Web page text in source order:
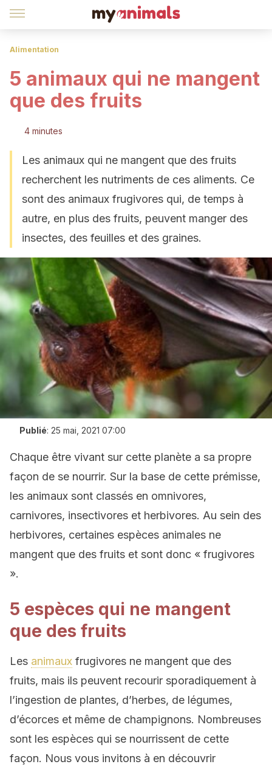
Alimentation
5 animaux qui ne mangent
que des fruits
4 minutes
Les animaux qui ne mangent que des fruits
recherchent les nutriments de ces aliments. Ce
sont des animaux frugivores qui, de temps à
autre, en plus des fruits, peuvent manger des
insectes, des feuilles et des graines.
Publié: 25 mai, 2021 07:00
Chaque être vivant sur cette planète a sa propre
façon de se nourrir. Sur la base de cette prémisse,
les animaux sont classés en omnivores,
carnivores, insectivores et herbivores. Au sein des
herbivores, certaines espèces animales ne
mangent que des fruits et sont donc « frugivores
».
5 espèces qui ne mangent
que des fruits
Les animaux frugivores ne mangent que des
fruits, mais ils peuvent recourir sporadiquement à
l’ingestion de plantes, d’herbes, de légumes,
d’écorces et même de champignons. Nombreuses
sont les espèces qui se nourrissent de cette
façon. Nous vous invitons à en découvrir